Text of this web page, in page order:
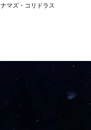
ナマズ・コリドラス